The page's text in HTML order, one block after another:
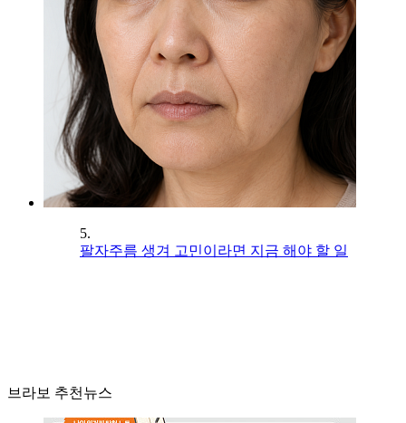
5.
팔자주름 생겨 고민이라면 지금 해야 할 일
브라보 추천뉴스